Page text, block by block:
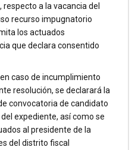
a la vacancia del
recurso impugnatorio
los actuados
que declara consentido
caso de incumplimiento
resolución, se declarará la
convocatoria de candidato
expediente, así como se
al presidente de la
del distrito fiscal